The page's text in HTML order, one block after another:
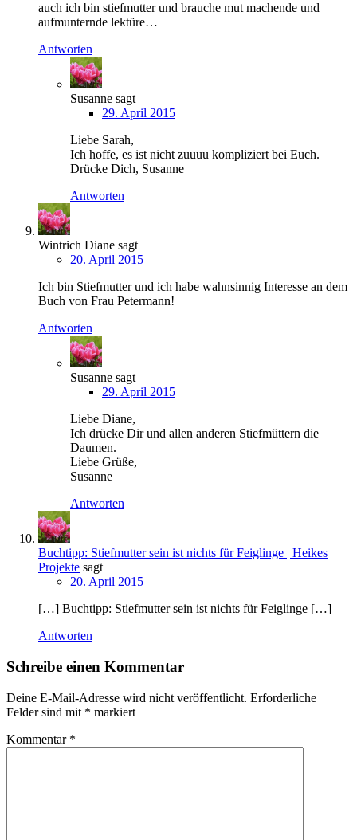
auch ich bin stiefmutter und brauche mut machende und
aufmunternde lektüre…
Antworten
Susanne sagt
29. April 2015
Liebe Sarah,
Ich hoffe, es ist nicht zuuuu kompliziert bei Euch.
Drücke Dich, Susanne
Antworten
Wintrich Diane sagt
20. April 2015
Ich bin Stiefmutter und ich habe wahnsinnig Interesse an dem
Buch von Frau Petermann!
Antworten
Susanne sagt
29. April 2015
Liebe Diane,
Ich drücke Dir und allen anderen Stiefmüttern die
Daumen.
Liebe Grüße,
Susanne
Antworten
Buchtipp: Stiefmutter sein ist nichts für Feiglinge | Heikes
Projekte sagt
20. April 2015
[…] Buchtipp: Stiefmutter sein ist nichts für Feiglinge […]
Antworten
Schreibe einen Kommentar
Deine E-Mail-Adresse wird nicht veröffentlicht. Erforderliche
Felder sind mit * markiert
Kommentar *